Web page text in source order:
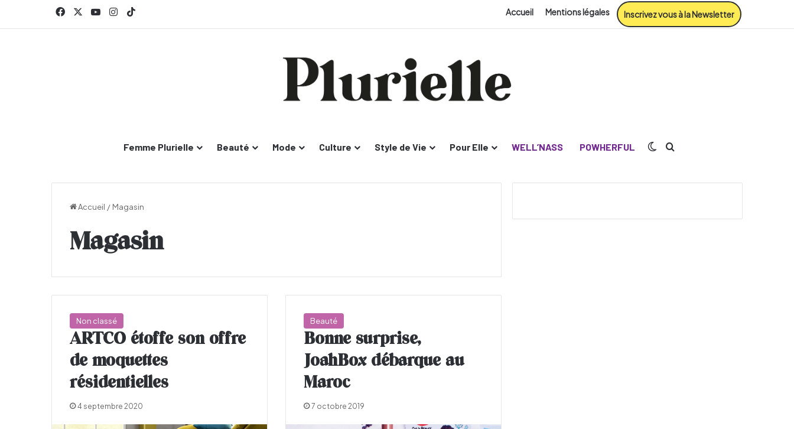
FacebookYouTubeInstagram Accueil Mentions légales Inscrivez vous à la Newsletter
Femme Plurielle Beauté Mode Culture Style de Vie Pour Elle WELL’NASS POWHERFUL Switch skin
Accueil / Magasin
Magasin
Non classé
ARTCO étoffe son offre
de moquettes
résidentielles
4 septembre 2020
Beauté
Bonne surprise,
JoahBox débarque au
Maroc
7 octobre 2019